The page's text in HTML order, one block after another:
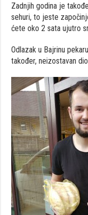
Zadnjih godina je
sehuri, to jeste
ćete oko 2 sata ujutro
Odlazak u Bajrinu
također, neizostavan